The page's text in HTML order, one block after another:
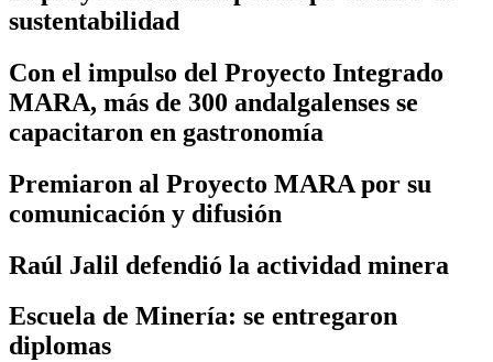
sustentabilidad
Con el impulso del Proyecto Integrado
MARA, más de 300 andalgalenses se
capacitaron en gastronomía
Premiaron al Proyecto MARA por su
comunicación y difusión
Raúl Jalil defendió la actividad minera
Escuela de Minería: se entregaron
diplomas